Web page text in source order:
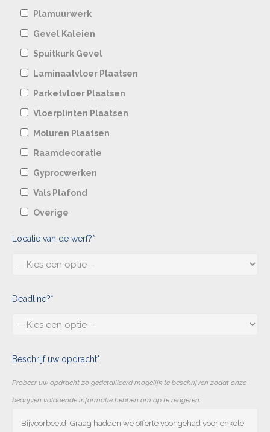
Plamuurwerk
Gevel Kaleien
Spuitkurk Gevel
Laminaatvloer Plaatsen
Parketvloer Plaatsen
Vloerplinten Plaatsen
Moluren Plaatsen
Raamdecoratie
Gyprocwerken
Vals Plafond
Overige
Locatie van de werf?*
Deadline?*
Beschrijf uw opdracht*
Probeer uw opdracht zo gedetailleerd mogelijk te beschrijven zodat onze
bedrijven voldoende informatie hebben om op te reageren.